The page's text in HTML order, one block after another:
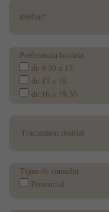
Preferència horària
de 9:30 a 13
de 13 a 16
de 16 a 19:30
Tractament desitjat
Tipus de consulta
Presencial